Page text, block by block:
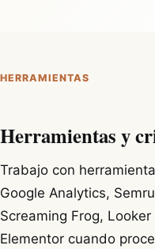
HERRAMIENTAS
Herramientas y
Trabajo con
Google Analytics,
Screaming Frog,
Elementor cuando